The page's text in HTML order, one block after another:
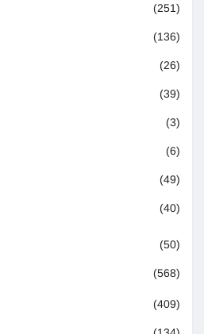
(251)
(136)
(26)
(39)
(3)
(6)
(49)
(40)
(50)
(568)
(409)